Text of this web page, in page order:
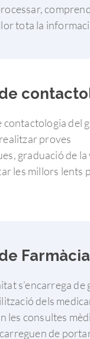
tota la
contactologia del
proves
graduació de la
les millors lents
Farmàcia
s’encarrega de
dels
les consultes
de